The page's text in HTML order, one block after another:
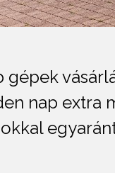
gépek
nap extra